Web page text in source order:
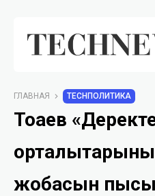
ГЛАВНАЯ TECHПОЛИТИКА
Тоқаев
жобасын